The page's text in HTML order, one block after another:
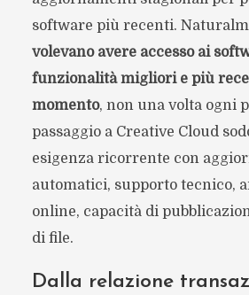
software più recenti.
volevano avere accesso ai
funzionalità migliori e più
momento, non una volta ogni
passaggio a Creative Cloud
esigenza ricorrente con
automatici, supporto tecnico,
online, capacità di
di file.
Dalla relazione